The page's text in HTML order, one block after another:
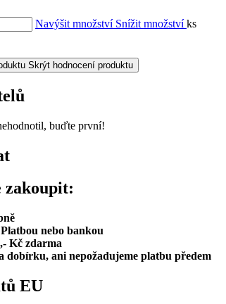
Navýšit množství Snížit množstvíks
Skrýt hodnocení produktu
buďte první!
zakoupit:
nebo bankou
Kč zdarma
dobírku, ani nepožadujeme platbu předem
EU